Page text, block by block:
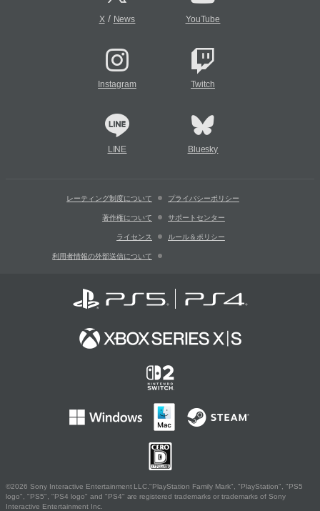
X/ News YouTube
Instagram Twitch
LINE Bluesky
レーティング制度について プライバシーポリシー
著作権について サポートセンター
ライセンス ルール＆ポリシー
利用者情報の外部送信について
©2026 Sony Interactive Entertainment LLC."PlayStation Family Mark", "PlayStation", "PS5
logo", "PS5", "PS4 logo" and "PS4" are registered trademarks or trademarks of Sony
Interactive Entertainment Inc.